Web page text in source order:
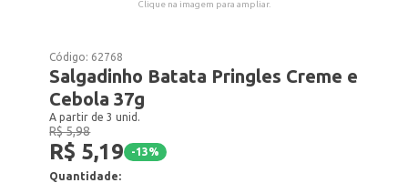
Clique na imagem para ampliar.
Código: 62768
Salgadinho Batata Pringles Creme e
Cebola 37g
A partir de 3 unid.
R$ 5,98
R$ 5,19 -13%
Quantidade: